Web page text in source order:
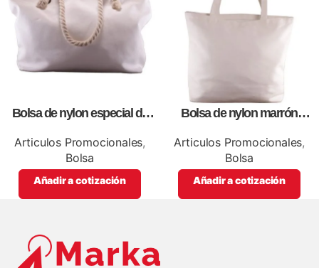
Bolsa de nylon especial de
con impresión full color.
Articulos Promocionales,
Bolsa
Añadir a cotización
Bolsa de nylon marrón
color
Articulos Promocionales,
Bolsa
Añadir a cotización